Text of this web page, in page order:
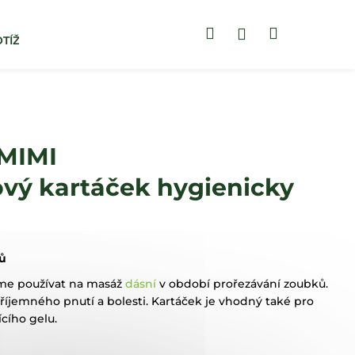
ZUBNÍ PASTY
HledatPřihlášení
kartáček hygienicky
používat na masáž dásní v období prořezávání zoubků.
pnutí a bolesti. Kartáček je vhodný také pro
gelu.